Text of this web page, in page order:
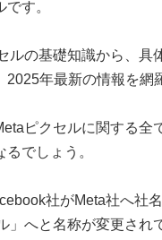
す。
ルの基礎知識から、
年最新の情報を網
ピクセルに関する
でしょう。
社がMeta社へ社
」へと名称が変更さ